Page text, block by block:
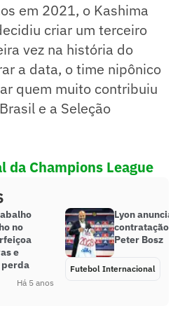
em 2021, o Kashima
criar um terceiro
vez na história do
a data, o time nipônico
quem muito contribuiu
e a Seleção
da Champions League
no
e
perda
Há 5 anos
Lyon anuncia a
contratação
Peter Bosz
Futebol Internacional